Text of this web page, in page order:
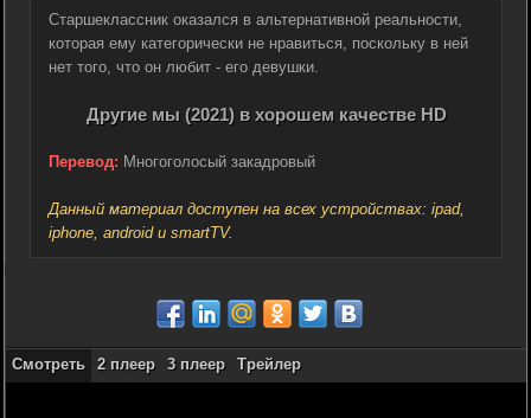
Старшеклассник оказался в альтернативной реальности,
которая ему категорически не нравиться, поскольку в ней
нет того, что он любит - его девушки.
Другие мы (2021) в хорошем качестве HD
Перевод: Многоголосый закадровый
Данный материал доступен на всех устройствах: ipad,
iphone, android и smartTV.
Смотреть 2 плеер 3 плеер Трейлер